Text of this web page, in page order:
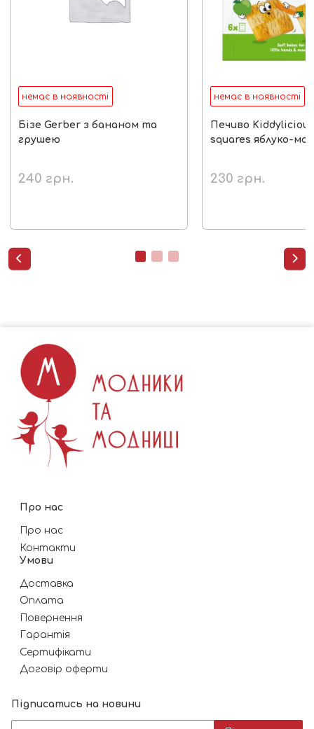
немає в наявності
Бізе Gerber з бананом та
грушею
240 грн.
немає в наявності
Печиво
squares яблуко-
230 грн.
 
Про нас
Про нас
Контакти
Умови
Доставка
Оплата
Повернення
Гарантія
Сертифікати
Договір оферти
Підписатись на новини